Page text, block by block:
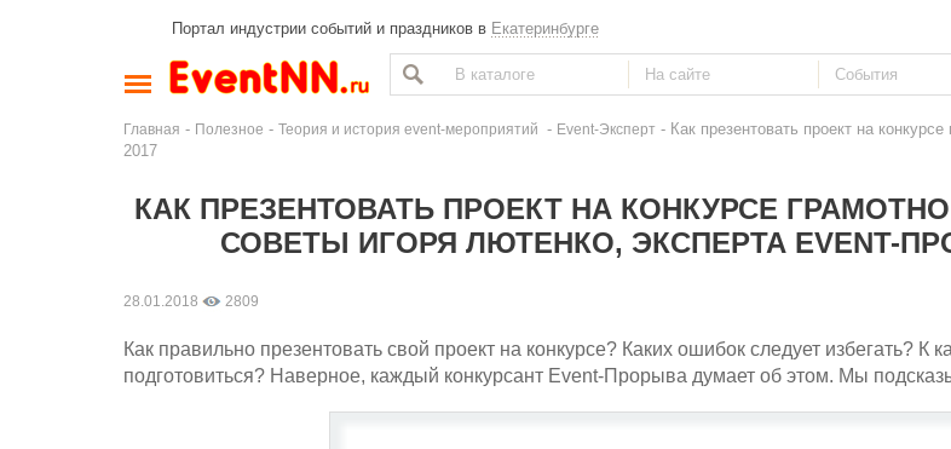
Портал индустрии событий и праздников в Екатеринбурге
Главная - Полезное - Теория и история event-мероприятий - Event-Эксперт - Как презентовать проект на
2017
КАК ПРЕЗЕНТОВАТЬ ПРОЕКТ НА КОНКУРСЕ
СОВЕТЫ ИГОРЯ ЛЮТЕНКО, ЭКСПЕРТА EVENT-
28.01.2018 2809
Как правильно презентовать свой проект на конкурсе? Каких ошибок следует избегать? К
подготовиться? Наверное, каждый конкурсант Event-Прорыва думает об этом. Мы